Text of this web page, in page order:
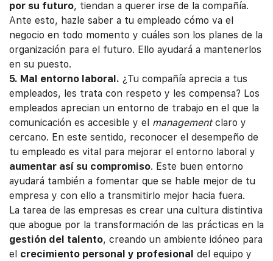
por su futuro, tiendan a querer irse de la compañía.
Ante esto, hazle saber a tu empleado cómo va el
negocio en todo momento y cuáles son los planes de la
organización para el futuro. Ello ayudará a mantenerlos
en su puesto.
5. Mal entorno laboral. ¿Tu compañía aprecia a tus
empleados, les trata con respeto y les compensa? Los
empleados aprecian un entorno de trabajo en el que la
comunicación es accesible y el managementclaro y
cercano. En este sentido, reconocer el desempeño de
tu empleado es vital para mejorar el entorno laboral y
aumentar así su compromiso. Este buen entorno
ayudará también a fomentar que se hable mejor de tu
empresa y con ello a transmitirlo mejor hacia fuera.
La tarea de las empresas es crear una cultura distintiva
que abogue por la transformación de las prácticas en la
gestión del talento, creando un ambiente idóneo para
el crecimiento personal y profesional del equipo y